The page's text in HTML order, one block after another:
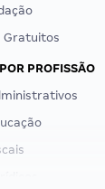
Gratuitos
PROFISSÃO